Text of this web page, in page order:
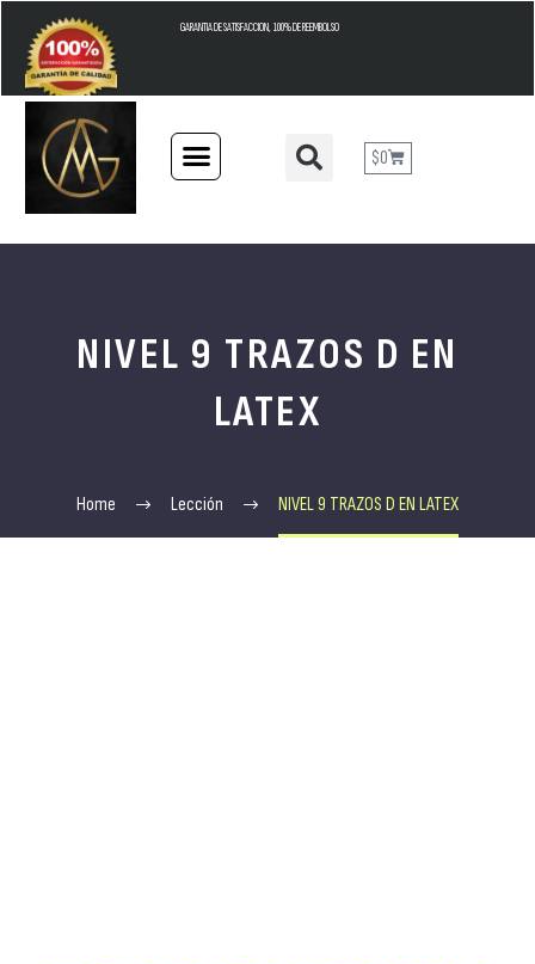
GARANTIA DE SATISFACCION, 100% DE REEMBOLSO
$0
NIVEL 9 TRAZOS D EN
LATEX
Home Lección NIVEL 9 TRAZOS D EN LATEX